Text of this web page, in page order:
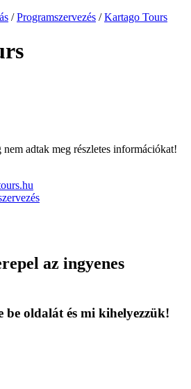
/Programszervezés /Kartago Tours
adtak meg részletes információkat!
az ingyenes
oldalát és mi kihelyezzük!